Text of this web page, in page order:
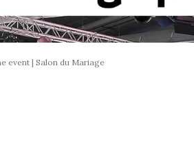
event | Salon du Mariage